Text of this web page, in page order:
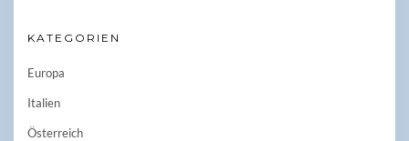
KATEGORIEN
Europa
Italien
Österreich